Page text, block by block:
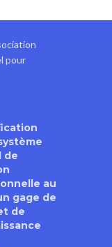
pour
de
au
gage de
de